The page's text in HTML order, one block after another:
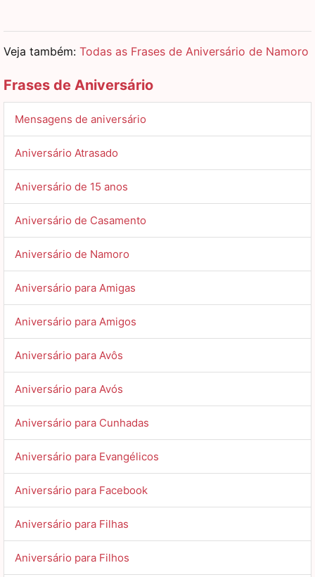
Veja também: Todas as Frases de Aniversário de Namoro
Frases de Aniversário
Mensagens de aniversário
Aniversário Atrasado
Aniversário de 15 anos
Aniversário de Casamento
Aniversário de Namoro
Aniversário para Amigas
Aniversário para Amigos
Aniversário para Avôs
Aniversário para Avós
Aniversário para Cunhadas
Aniversário para Evangélicos
Aniversário para Facebook
Aniversário para Filhas
Aniversário para Filhos